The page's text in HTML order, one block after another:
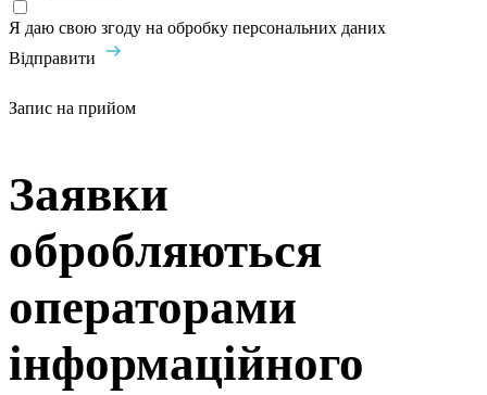
Я даю свою згоду на обробку персональних даних
Відправити
Запис на прийом
Заявки
обробляються
операторами
інформаційного